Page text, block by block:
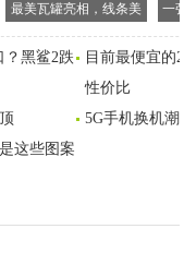
最美瓦罐亮相，线条美
感帅过奥迪A7，配2.5T
操控比肩宝马，没白等
一
首
？黑鲨2跌
目前最便宜的
性价比
5G手机换机
这些图案